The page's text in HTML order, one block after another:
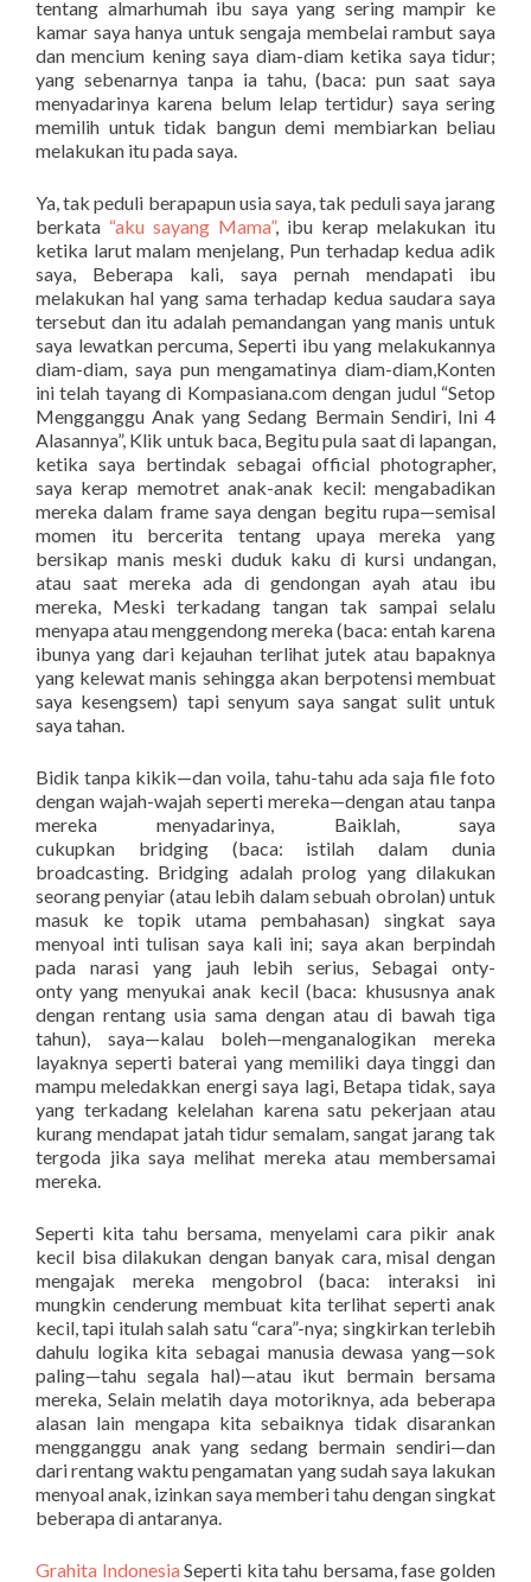
tentang almarhumah ibu saya yang sering mampir ke
kamar saya hanya untuk sengaja membelai rambut saya
dan mencium kening saya diam-diam ketika saya tidur;
yang sebenarnya tanpa ia tahu, (baca: pun saat saya
menyadarinya karena belum lelap tertidur) saya sering
memilih untuk tidak bangun demi membiarkan beliau
melakukan itu pada saya.
Ya, tak peduli berapapun usia saya, tak peduli saya jarang
berkata “aku sayang Mama”, ibu kerap melakukan itu
ketika larut malam menjelang, Pun terhadap kedua adik
saya, Beberapa kali, saya pernah mendapati ibu
melakukan hal yang sama terhadap kedua saudara saya
tersebut dan itu adalah pemandangan yang manis untuk
saya lewatkan percuma, Seperti ibu yang melakukannya
diam-diam, saya pun mengamatinya diam-diam,Konten
ini telah tayang di Kompasiana.com dengan judul “Setop
Mengganggu Anak yang Sedang Bermain Sendiri, Ini 4
Alasannya”, Klik untuk baca, Begitu pula saat di lapangan,
ketika saya bertindak sebagai official photographer,
saya kerap memotret anak-anak kecil: mengabadikan
mereka dalam frame saya dengan begitu rupa—semisal
momen itu bercerita tentang upaya mereka yang
bersikap manis meski duduk kaku di kursi undangan,
atau saat mereka ada di gendongan ayah atau ibu
mereka, Meski terkadang tangan tak sampai selalu
menyapa atau menggendong mereka (baca: entah karena
ibunya yang dari kejauhan terlihat jutek atau bapaknya
yang kelewat manis sehingga akan berpotensi membuat
saya kesengsem) tapi senyum saya sangat sulit untuk
saya tahan.
Bidik tanpa kikik—dan voila, tahu-tahu ada saja file foto
dengan wajah-wajah seperti mereka—dengan atau tanpa
mereka menyadarinya, Baiklah, saya
cukupkan bridging (baca: istilah dalam dunia
broadcasting. Bridging adalah prolog yang dilakukan
seorang penyiar (atau lebih dalam sebuah obrolan) untuk
masuk ke topik utama pembahasan) singkat saya
menyoal inti tulisan saya kali ini; saya akan berpindah
pada narasi yang jauh lebih serius, Sebagai onty-
onty yang menyukai anak kecil (baca: khususnya anak
dengan rentang usia sama dengan atau di bawah tiga
tahun), saya—kalau boleh—menganalogikan mereka
layaknya seperti baterai yang memiliki daya tinggi dan
mampu meledakkan energi saya lagi, Betapa tidak, saya
yang terkadang kelelahan karena satu pekerjaan atau
kurang mendapat jatah tidur semalam, sangat jarang tak
tergoda jika saya melihat mereka atau membersamai
mereka.
Seperti kita tahu bersama, menyelami cara pikir anak
kecil bisa dilakukan dengan banyak cara, misal dengan
mengajak mereka mengobrol (baca: interaksi ini
mungkin cenderung membuat kita terlihat seperti anak
kecil, tapi itulah salah satu “cara”-nya; singkirkan terlebih
dahulu logika kita sebagai manusia dewasa yang—sok
paling—tahu segala hal)—atau ikut bermain bersama
mereka, Selain melatih daya motoriknya, ada beberapa
alasan lain mengapa kita sebaiknya tidak disarankan
mengganggu anak yang sedang bermain sendiri—dan
dari rentang waktu pengamatan yang sudah saya lakukan
menyoal anak, izinkan saya memberi tahu dengan singkat
beberapa di antaranya.
Grahita IndonesiaSeperti kita tahu bersama, fase golden